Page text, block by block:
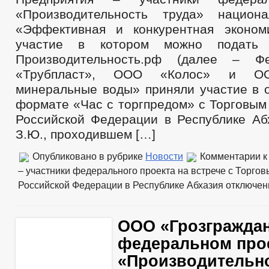
«Производительность труда»
«Эффективная и конкурентная
участие в котором можно подать
Производительность.рф (далее –
«Трубпласт», ООО «Колос» и
минеральные воды» приняли участие в
формате «Час с торгпредом» с
Российской Федерации в Республике
З.Ю., проходившем […]
Опубликовано в рубрике Новости Комментарии
– участники федерального проекта на встрече с
Российской Федерации в Республике Абхазия
ООО
федеральном